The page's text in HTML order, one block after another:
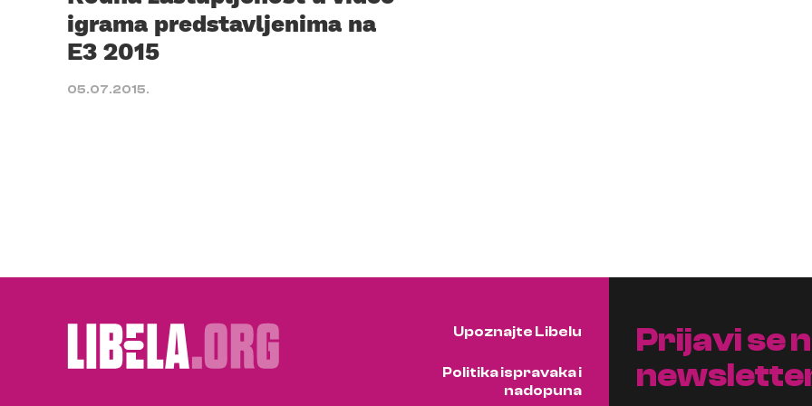
igrama predstavljenima na
E3 2015
05.07.2015.
Upoznajte Libelu
Politika ispravaka i
nadopuna
Prijavi se